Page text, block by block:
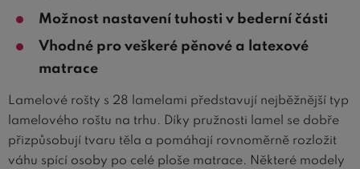
Možnost nastavení tuhosti v bederní části
Vhodné pro veškeré pěnové a latexové
matrace
Lamelové rošty s 28 lamelami představují nejběžnější typ
lamelového roštu na trhu. Díky pružnosti lamel se dobře
přizpůsobují tvaru těla a pomáhají rovnoměrně rozložit
váhu spící osoby po celé ploše matrace. Některé modely